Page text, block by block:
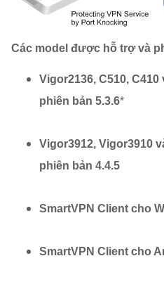
Các model được hỗ trợ và
Vigor2136, C510, C410
phiên bản 5.3.6*
Vigor3912, Vigor3910
phiên bản 4.4.5
SmartVPN Client cho
SmartVPN Client cho